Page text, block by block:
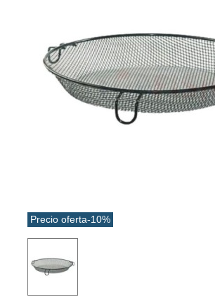
Precio oferta-10%